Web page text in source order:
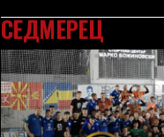
СЕДМЕРЕЦ